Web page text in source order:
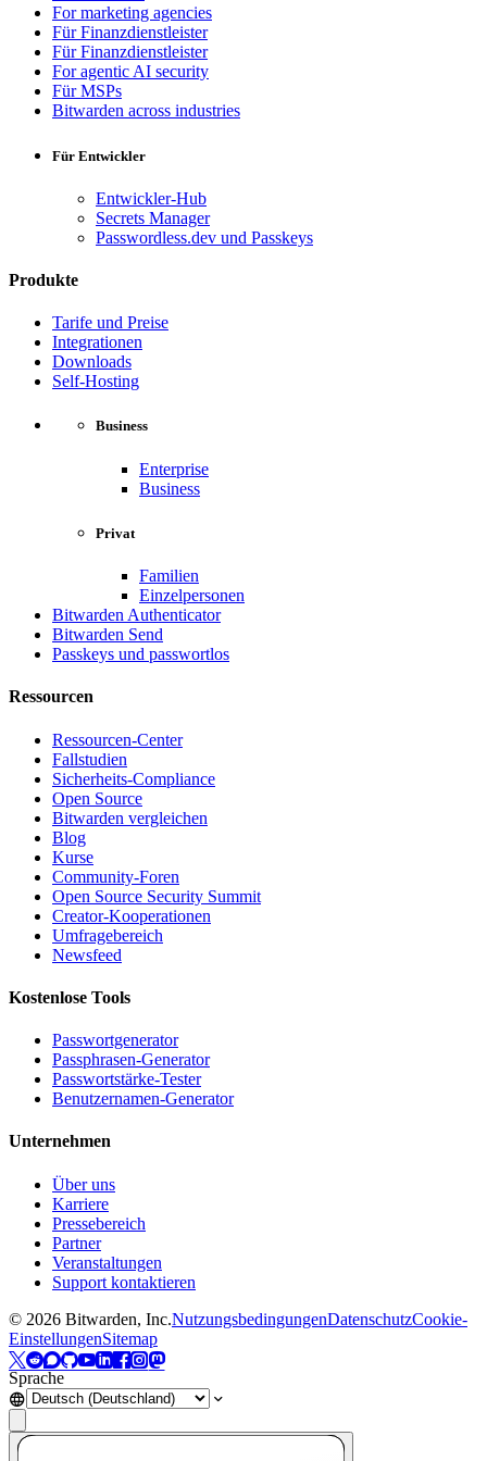
For marketing agencies
Für Finanzdienstleister
Für Finanzdienstleister
For agentic AI security
Für MSPs
Bitwarden across industries
Für Entwickler
Entwickler-Hub
Secrets Manager
Passwordless.dev und Passkeys
Produkte
Tarife und Preise
Integrationen
Downloads
Self-Hosting
Business
Enterprise
Business
Privat
Familien
Einzelpersonen
Bitwarden Authenticator
Bitwarden Send
Passkeys und passwortlos
Ressourcen
Ressourcen-Center
Fallstudien
Sicherheits-Compliance
Open Source
Bitwarden vergleichen
Blog
Kurse
Community-Foren
Open Source Security Summit
Creator-Kooperationen
Umfragebereich
Newsfeed
Kostenlose Tools
Passwortgenerator
Passphrasen-Generator
Passwortstärke-Tester
Benutzernamen-Generator
Unternehmen
Über uns
Karriere
Pressebereich
Partner
Veranstaltungen
Support kontaktieren
© 2026 Bitwarden, Inc.NutzungsbedingungenDatenschutzCookie-
EinstellungenSitemap
Sprache